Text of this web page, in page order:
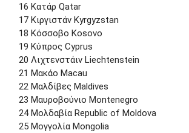
16 Κατάρ Qatar
17 Κιργιστάν Kyrgyzstan
18 Κόσσοβο Kosovo
19 Κύπρος Cyprus
20 Λιχτενστάιν Liechtenstein
21 Μακάο Macau
22 Μαλδίβες Maldives
23 Μαυροβούνιο Montenegro
24 Μολδαβία Republic of Moldova
25 Μογγολία Mongolia